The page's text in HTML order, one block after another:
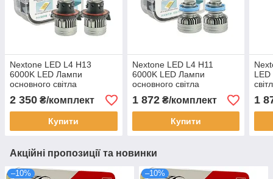
Nextone LED L4 H13
6000K LED Лампи
основного світла
(комплект 2шт)
2 350 ₴/комплект
Купити
Nextone LED L4 H11
6000K LED Лампи
основного світла
(комплект 2шт)
1 872₴/комплект
Купити
1
Акційні пропозиції та новинки
–10% –10%